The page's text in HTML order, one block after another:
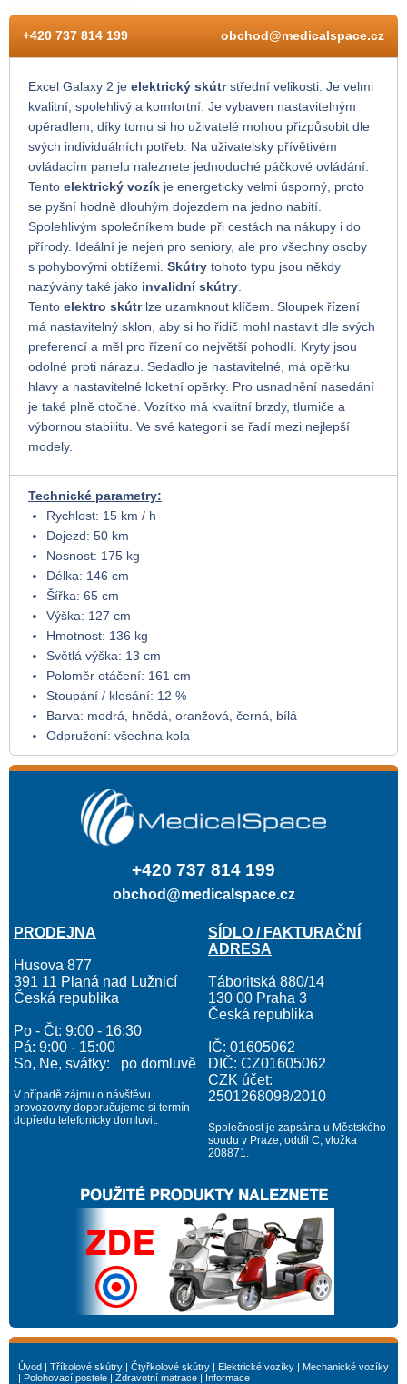
+420 737 814 199 obchod@medicalspace.cz
Excel Galaxy 2 je elektrický skútrstřední velikosti. Je velmi
kvalitní, spolehlivý a komfortní. Je vybaven nastavitelným
opěradlem, díky tomu si ho uživatelé mohou přizpůsobit dle
svých individuálních potřeb. Na uživatelsky přívětivém
ovládacím panelu naleznete jednoduché páčkové ovládání.
Tento elektrický vozík je energeticky velmi úsporný, proto
se pyšní hodně dlouhým dojezdem na jedno nabití.
Spolehlivým společníkem bude při cestách na nákupy i do
přírody. Ideální je nejen pro seniory, ale pro všechny osoby
s pohybovými obtížemi. Skútry tohoto typu jsou někdy
nazývány také jako invalidní skútry.
Tento elektro skútrlze uzamknout klíčem. Sloupek řízení
má nastavitelný sklon, aby si ho řidič mohl nastavit dle svých
preferencí a měl pro řízení co největší pohodlí. Kryty jsou
odolné proti nárazu. Sedadlo je nastavitelné, má opěrku
hlavy a nastavitelné loketní opěrky. Pro usnadnění nasedání
je také plně otočné. Vozítko má kvalitní brzdy, tlumiče a
výbornou stabilitu. Ve své kategorii se řadí mezi nejlepší
modely.
Technické parametry:
Rychlost: 15 km / h
Dojezd: 50 km
Nosnost: 175 kg
Délka: 146 cm
Šířka: 65 cm
Výška: 127 cm
Hmotnost: 136 kg
Světlá výška: 13 cm
Poloměr otáčení: 161 cm
Stoupání / klesání: 12 %
Barva: modrá, hnědá, oranžová, černá, bílá
Odpružení: všechna kola
+420 737 814 199
obchod@medicalspace.cz
PRODEJNA
Husova 877
391 11 Planá nad Lužnicí
Česká republika
Po - Čt: 9:00 - 16:30
Pá: 9:00 - 15:00
So, Ne, svátky: po domluvě
V případě zájmu o návštěvu
provozovny doporučujeme si termín
dopředu telefonicky domluvit.
SÍDLO / FAKTURAČNÍ
ADRESA
Táboritská 880/14
130 00 Praha 3
Česká republika
IČ: 01605062
DIČ: CZ01605062
CZK účet:
2501268098/2010
Společnost je zapsána u Městského
soudu v Praze, oddíl C, vložka
208871.
Úvod | Tříkolové skútry | Čtyřkolové skútry | Elektrické vozíky | Mechanické vozíky
| Polohovací postele | Zdravotní matrace | Informace